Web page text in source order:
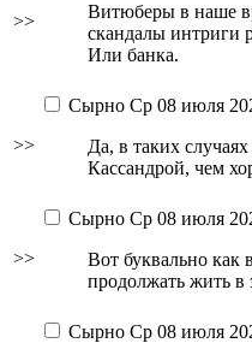
>>
Витюберы в наше
скандалы интриги
Или банка.
>>
Сырно Ср 08 июля
Да, в таких
Кассандрой, чем
>>
Сырно Ср 08 июля
Вот буквально
продолжать жить в
Сырно Ср 08 июля